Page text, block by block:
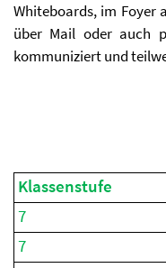
Whiteboards, im Foyer
über Mail oder auch
kommuniziert und
Klassenstufe
7
7